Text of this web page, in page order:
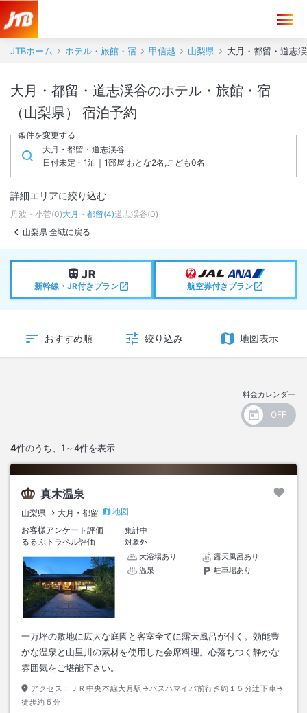
JTBホーム ホテル・旅館・宿 甲信越 山梨県 大月・都留・道志
大月・都留・道志渓谷のホテル・旅館・宿
（山梨県） 宿泊予約
条件を変更する
大月・都留・道志渓谷
日付未定 - 1泊｜1部屋 おとな2名,こども0名
詳細エリアに絞り込む
丹波・小菅(0)大月・都留(4)道志渓谷(0)
山梨県 全域に戻る
新幹線・JR付きプラン 航空券付きプラン
おすすめ順 絞り込み 地図表示
料金カレンダー
4件のうち、 1～4件を表示
真木温泉
山梨県 大月・都留
地図
お客様アンケート評価
集計中
るるぶトラベル評価
対象外
大浴場あり
露天風呂あり
温泉
駐車場あり
一万坪の敷地に広大な庭園と客室全てに露天風呂が付く。効能豊
かな温泉と山里川の素材を使用した会席料理。心落ちつく静かな
雰囲気をご堪能下さい。
アクセス：
ＪＲ中央本線大月駅→バスハマイバ前行き約１５分辻下車→
徒歩約５分